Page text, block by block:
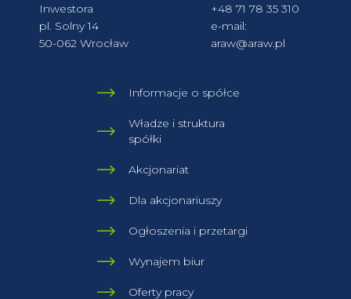
Inwestora
pl. Solny 14
50-062 Wrocław
+48 71 78 35 310
e-mail:
araw@araw.pl
Informacje o spółce
Władze i struktura
spółki
Akcjonariat
Dla akcjonariuszy
Ogłoszenia i przetargi
Wynajem biur
Oferty pracy